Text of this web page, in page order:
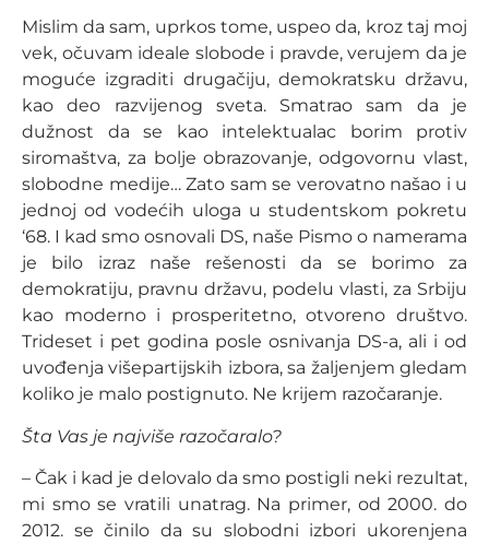
Mislim da sam, uprkos tome, uspeo da, kroz taj moj
vek, očuvam ideale slobode i pravde, verujem da je
moguće izgraditi drugačiju, demokratsku državu,
kao deo razvijenog sveta. Smatrao sam da je
dužnost da se kao intelektualac borim protiv
siromaštva, za bolje obrazovanje, odgovornu vlast,
slobodne medije… Zato sam se verovatno našao i u
jednoj od vodećih uloga u studentskom pokretu
‘68. I kad smo osnovali DS, naše Pismo o namerama
je bilo izraz naše rešenosti da se borimo za
demokratiju, pravnu državu, podelu vlasti, za Srbiju
kao moderno i prosperitetno, otvoreno društvo.
Trideset i pet godina posle osnivanja DS-a, ali i od
uvođenja višepartijskih izbora, sa žaljenjem gledam
koliko je malo postignuto. Ne krijem razočaranje.
Šta Vas je najviše razočaralo?
– Čak i kad je delovalo da smo postigli neki rezultat,
mi smo se vratili unatrag. Na primer, od 2000. do
2012. se činilo da su slobodni izbori ukorenjena